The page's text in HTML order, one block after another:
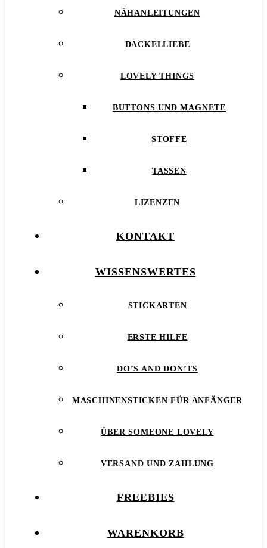
NÄHANLEITUNGEN
DACKELLIEBE
LOVELY THINGS
BUTTONS UND MAGNETE
STOFFE
TASSEN
LIZENZEN
KONTAKT
WISSENSWERTES
STICKARTEN
ERSTE HILFE
DO’S AND DON’TS
MASCHINENSTICKEN FÜR ANFÄNGER
ÜBER SOMEONE LOVELY
VERSAND UND ZAHLUNG
FREEBIES
WARENKORB